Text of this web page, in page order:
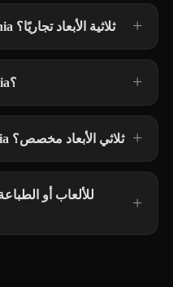
هل يمكن استخدام نماذج Insignia ثلاثية الأبعاد تجاريًا؟
ما الصيغ المتاحة لنماذج Insignia؟
هل يمكنني إنشاء نموذج Insignia ثلاثي الأبعاد مخصص؟